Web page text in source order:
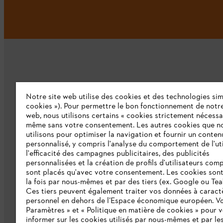
L'Entreprise
Qui sommes-nous ?
Presse
Emploi
Ligne Intégrité STIHL
Développement durable
Catalogue
Notre site web utilise des cookies et des technologies
cookies »). Pour permettre le bon fonctionnement de
web, nous utilisons certains « cookies strictement
même sans votre consentement. Les autres cookies que
utilisons pour optimiser la navigation et fournir un
personnalisé, y compris l'analyse du comportement de
l'efficacité des campagnes publicitaires, des publicités
personnalisées et la création de profils d'utilisateurs
sont placés qu'avec votre consentement. Les cookies
la fois par nous-mêmes et par des tiers (ex. Google ou
Ces tiers peuvent également traiter vos données à
personnel en dehors de l’Espace économique européen.
Paramètres » et « Politique en matière de cookies » pour
informer sur les cookies utilisés par nous-mêmes et par